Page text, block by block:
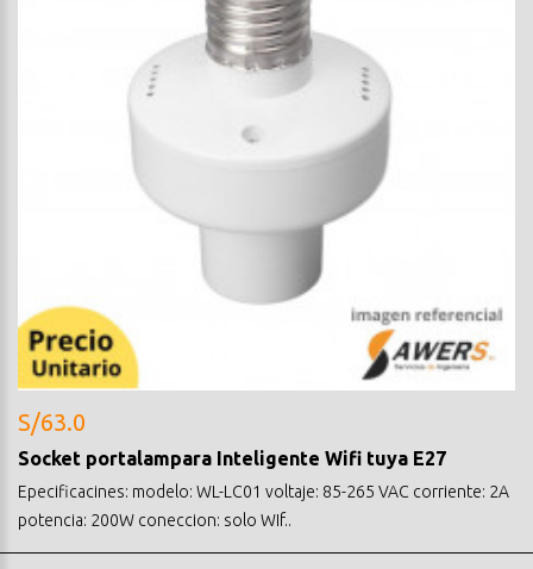
S/63.0
Socket portalampara Inteligente Wifi tuya E27
Epecificacines: modelo: WL-LC01 voltaje: 85-265 VAC corriente: 2A
potencia: 200W coneccion: solo WIf..